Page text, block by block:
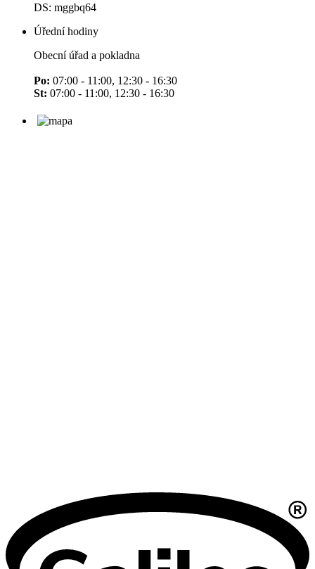
DS: mggbq64
Úřední hodiny
Obecní úřad a pokladna
Po: 07:00 - 11:00, 12:30 - 16:30
St: 07:00 - 11:00, 12:30 - 16:30